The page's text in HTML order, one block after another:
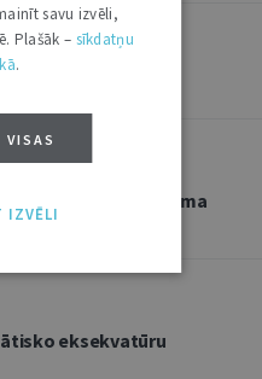
starp privātuma
eksekvatūru
savu izvēli,
Plašāk – sīkdatņu
.
VISAS
IZVĒLI